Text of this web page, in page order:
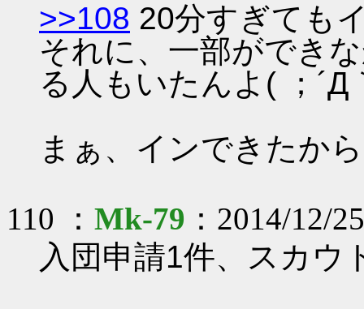
>>108 20分すぎても
それに、一部ができ
る人もいたんよ( ；´Д
まぁ、インできたか
110 ： Mk-79 ：2014/12/
入団申請1件、スカウ